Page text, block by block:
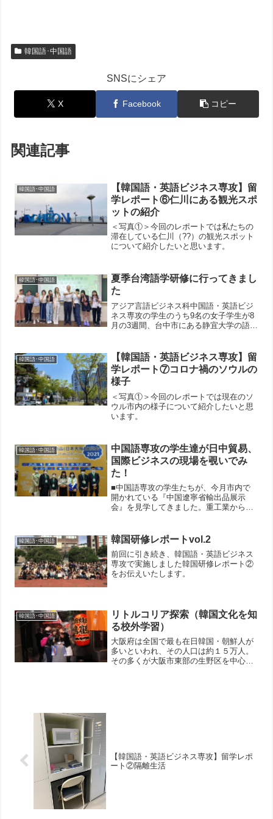
韓国語･中国語
SNSにシェア
X Facebook コピー
関連記事
韓国語･中国語
【韓国語・英語ビジネス専攻】留
学レポート⑥仁川にある観光スポ
ットの紹介
＜写真①＞今回のレポートでは私たちの
滞在している仁川（??）の観光スポット
について紹介したいと思います。
韓国語･中国語
夏季台湾語学研修に行ってきまし
た
アジア言語ビジネス科中国語・英語ビジ
ネス専攻の学生のうち9名の女子学生が8
月の3週間、台中市にある静宜大学の語学
系大学で、国際教育に重点を置き、台湾
で初の国際留学生...
韓国語･中国語
【韓国語・英語ビジネス専攻】留
学レポート⑦コロナ禍のソウルの
様子
＜写真①＞今回のレポートでは現在のソ
ウル市内の様子について紹介したいと思
います。
韓国語･中国語
中国語専攻の学生達が日中貿易、
国際ビジネスの現場を覗いでみ
た！
■中国語専攻の学生たちが、今月市内で
開かれている『中国遼寧省輸出品展示
会』を見学してきました。重工業から建
しています。
韓国語･中国語 韓国研修レポートvol.2
前回に引き続き、韓国語・英語ビジネス
専攻で実施しました韓国研修レポート②
をお伝えいたします。
韓国語･中国語
リトルコリア探索（韓国文化を知
る校外学習）
大阪府は全国で最も在日韓国・朝鮮人が
多いといわれ、その人口は約１５万人。
その多くが大阪市東部の生野区を中心と
【韓国語・英語ビジネス専攻】留学レポ
ート②隔離生活